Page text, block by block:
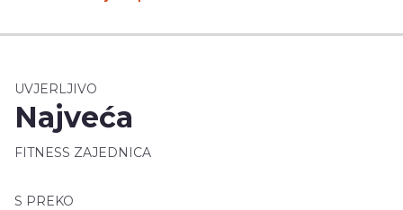
UVJERLJIVO
Najveća
FITNESS ZAJEDNICA
S PREKO